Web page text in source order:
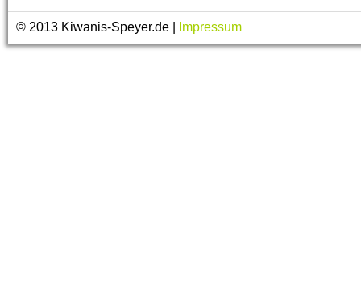
© 2013 Kiwanis-Speyer.de | Impressum